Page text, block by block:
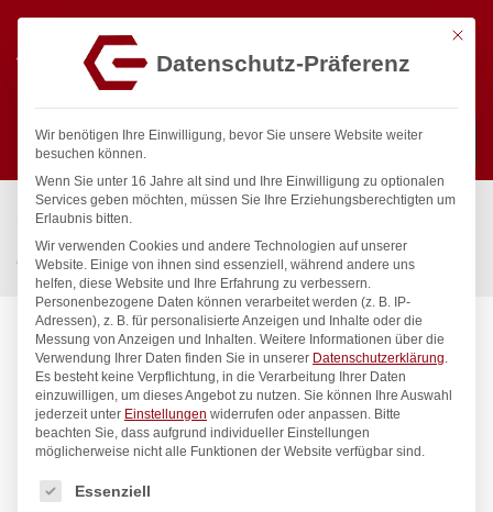
Suchen
Start / Gastronomiebedarf & Gastro Geräte für Profis
Präsentation
Kaffee & Tee
Creme-Behälter., HENDI, 0,28L, ø75x(H)75mm
Mit
Datenschutz-Präferenz
Wir benötigen Ihre Einwilligung, bevor Sie unsere Website weiter
besuchen können.
Wenn Sie unter 16 Jahre alt sind und Ihre Einwilligung zu optionalen
Services geben möchten, müssen Sie Ihre Erziehungsberechtigten um
Erlaubnis bitten.
Wir verwenden Cookies und andere Technologien auf unserer
Website. Einige von ihnen sind essenziell, während andere uns
helfen, diese Website und Ihre Erfahrung zu verbessern.
Personenbezogene Daten können verarbeitet werden (z. B. IP-
Adressen), z. B. für personalisierte Anzeigen und Inhalte oder die
Messung von Anzeigen und Inhalten. Weitere Informationen über die
Verwendung Ihrer Daten finden Sie in unserer Datenschutzerklärung.
Es besteht keine Verpflichtung, in die Verarbeitung Ihrer Daten
einzuwilligen, um dieses Angebot zu nutzen. Sie können Ihre Auswahl
jederzeit unter Einstellungen widerrufen oder anpassen. Bitte
beachten Sie, dass aufgrund individueller Einstellungen
möglicherweise nicht alle Funktionen der Website verfügbar sind.
Es folgt eine Liste der Service-Gruppen, für die eine
Essenziell